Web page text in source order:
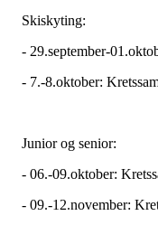
Skiskyting:
- 29.september-
- 7.-8.oktober:
Junior og senior:
- 06.-09.oktober:
- 09.-12.november: